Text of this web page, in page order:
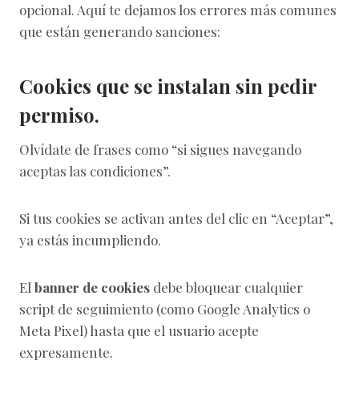
opcional. Aquí te dejamos los errores más comunes
que están generando sanciones:
Cookies que se instalan sin pedir
permiso.
Olvídate de frases como “si sigues navegando
aceptas las condiciones”.
Si tus cookies se activan antes del clic en “Aceptar”,
ya estás incumpliendo.
El banner de cookies debe bloquear cualquier
script de seguimiento (como Google Analytics o
Meta Pixel) hasta que el usuario acepte
expresamente.